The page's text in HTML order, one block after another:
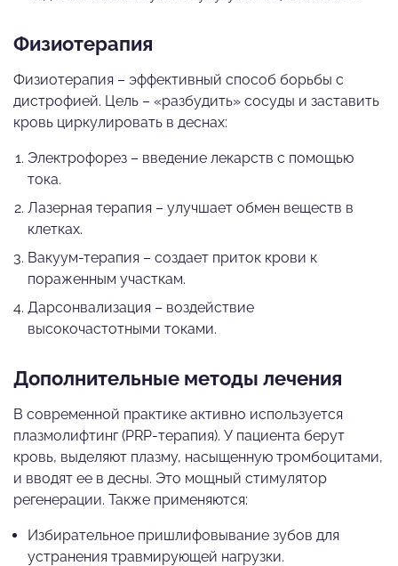
Физиотерапия
Физиотерапия – эффективный способ борьбы с
дистрофией. Цель – «разбудить» сосуды и заставить
кровь циркулировать в деснах:
Электрофорез – введение лекарств с помощью
тока.
Лазерная терапия – улучшает обмен веществ в
клетках.
Вакуум-терапия – создает приток крови к
пораженным участкам.
Дарсонвализация – воздействие
высокочастотными токами.
Дополнительные методы лечения
В современной практике активно используется
плазмолифтинг (PRP-терапия). У пациента берут
кровь, выделяют плазму, насыщенную тромбоцитами,
и вводят ее в десны. Это мощный стимулятор
регенерации. Также применяются:
Избирательное пришлифовывание зубов для
устранения травмирующей нагрузки.